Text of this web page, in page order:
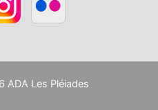
Les Pléiades